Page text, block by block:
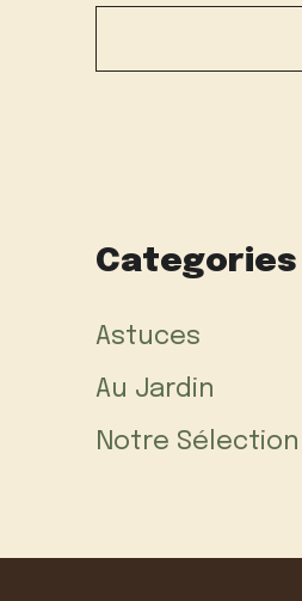
Categories
Astuces
Au Jardin
Notre Sélection